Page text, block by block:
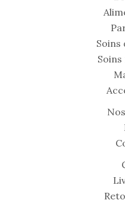
Soins